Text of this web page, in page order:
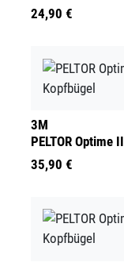
24,90 €
3M
PELTOR Optime
35,90 €